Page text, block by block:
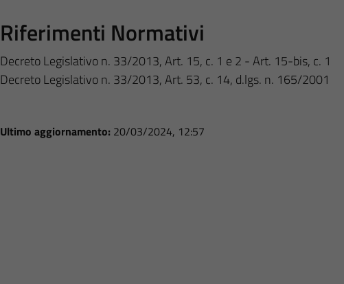
Riferimenti Normativi
Decreto Legislativo n. 33/2013, Art. 15, c. 1 e 2 - Art. 15-bis, c. 1
Decreto Legislativo n. 33/2013, Art. 53, c. 14, d.lgs. n. 165/2001
Ultimo aggiornamento: 20/03/2024, 12:57